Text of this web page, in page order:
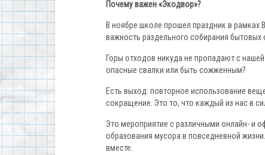
Почему важен «Экодвор»?
В ноябре школе прошел праздник в рамках
важность раздельного собирания бытовых
Горы отходов никуда не пропадают с
опасные свалки или быть сожженным?
Есть выход: повторное использование
сокращение. Это то, что каждый из нас в
Это мероприятие с различными онлайн- и
образования мусора в повседневной
вместе.